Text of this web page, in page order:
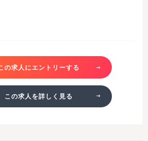
の求人にエントリーする
この求人を詳しく見る